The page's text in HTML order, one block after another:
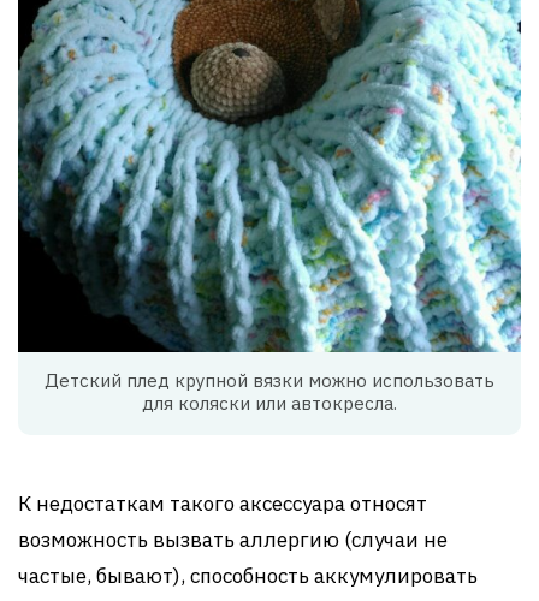
Детский плед крупной вязки можно использовать
для коляски или автокресла.
К недостаткам такого аксессуара относят
возможность вызвать аллергию (случаи не
частые, бывают), способность аккумулировать